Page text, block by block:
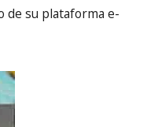
de su plataforma e-